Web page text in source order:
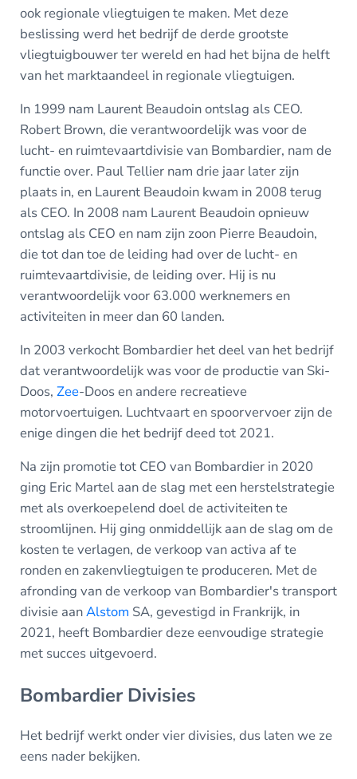
ook regionale vliegtuigen te maken. Met deze
beslissing werd het bedrijf de derde grootste
vliegtuigbouwer ter wereld en had het bijna de helft
van het marktaandeel in regionale vliegtuigen.
In 1999 nam Laurent Beaudoin ontslag als CEO.
Robert Brown, die verantwoordelijk was voor de
lucht- en ruimtevaartdivisie van Bombardier, nam de
functie over. Paul Tellier nam drie jaar later zijn
plaats in, en Laurent Beaudoin kwam in 2008 terug
als CEO. In 2008 nam Laurent Beaudoin opnieuw
ontslag als CEO en nam zijn zoon Pierre Beaudoin,
die tot dan toe de leiding had over de lucht- en
ruimtevaartdivisie, de leiding over. Hij is nu
verantwoordelijk voor 63.000 werknemers en
activiteiten in meer dan 60 landen.
In 2003 verkocht Bombardier het deel van het bedrijf
dat verantwoordelijk was voor de productie van Ski-
Doos, Zee-Doos en andere recreatieve
motorvoertuigen. Luchtvaart en spoorvervoer zijn de
enige dingen die het bedrijf deed tot 2021.
Na zijn promotie tot CEO van Bombardier in 2020
ging Eric Martel aan de slag met een herstelstrategie
met als overkoepelend doel de activiteiten te
stroomlijnen. Hij ging onmiddellijk aan de slag om de
kosten te verlagen, de verkoop van activa af te
ronden en zakenvliegtuigen te produceren. Met de
afronding van de verkoop van Bombardier's transport
divisie aanAlstom SA, gevestigd in Frankrijk, in
2021, heeft Bombardier deze eenvoudige strategie
met succes uitgevoerd.
Bombardier Divisies
Het bedrijf werkt onder vier divisies, dus laten we ze
eens nader bekijken.